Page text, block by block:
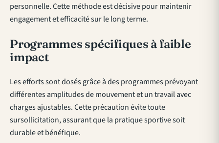
personnelle. Cette méthode est décisive pour maintenir
engagement et efficacité sur le long terme.
Programmes spécifiques à faible
impact
Les efforts sont dosés grâce à des programmes prévoyant
différentes amplitudes de mouvement et un travail avec
charges ajustables. Cette précaution évite toute
sursollicitation, assurant que la pratique sportive soit
durable et bénéfique.